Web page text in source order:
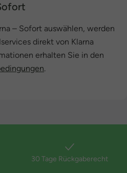
– Sofort auswählen, werden
direkt von Klarna
erhalten Sie in den
.
30 Tage Rückgaberecht